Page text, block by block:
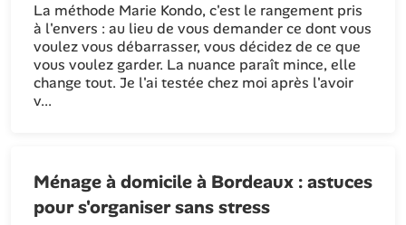
La méthode Marie Kondo, c'est le rangement pris
à l'envers : au lieu de vous demander ce dont vous
voulez vous débarrasser, vous décidez de ce que
vous voulez garder. La nuance paraît mince, elle
change tout. Je l'ai testée chez moi après l'avoir
v...
Ménage à domicile à Bordeaux : astuces
pour s'organiser sans stress